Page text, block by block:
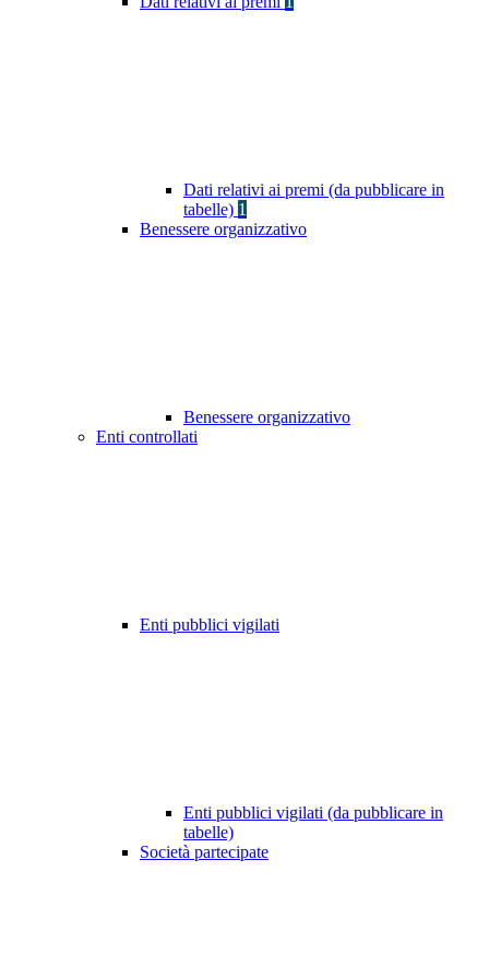
Dati relativi ai premi (da pubblicare in
tabelle) 1
Benessere organizzativo
Benessere organizzativo
Enti controllati
Enti pubblici vigilati
Enti pubblici vigilati (da pubblicare in
tabelle)
Società partecipate